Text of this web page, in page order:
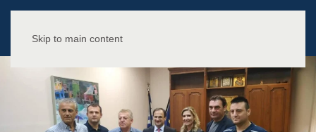
Skip to main content